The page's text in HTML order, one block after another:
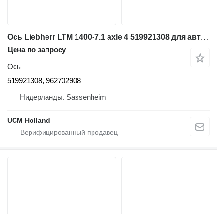
Ось Liebherr LTM 1400-7.1 axle 4 519921308 для автокрана
Цена по запросу
Ось
519921308, 962702908
Нидерланды, Sassenheim
UCM Holland